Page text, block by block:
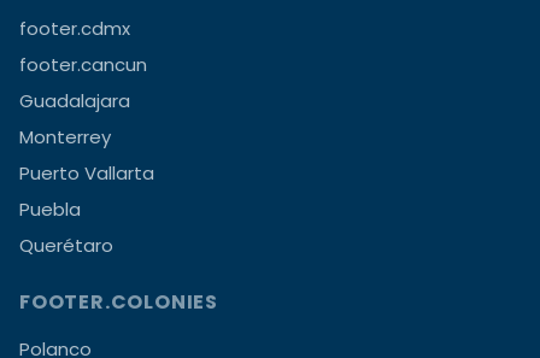
footer.cdmx
footer.cancun
Guadalajara
Monterrey
Puerto Vallarta
Puebla
Querétaro
FOOTER.COLONIES
Polanco